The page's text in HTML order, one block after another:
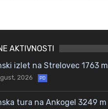
AKTIVNOSTI
izlet na Strelovec 1763 m
2026 PD
tura na Ankogel 3249 m